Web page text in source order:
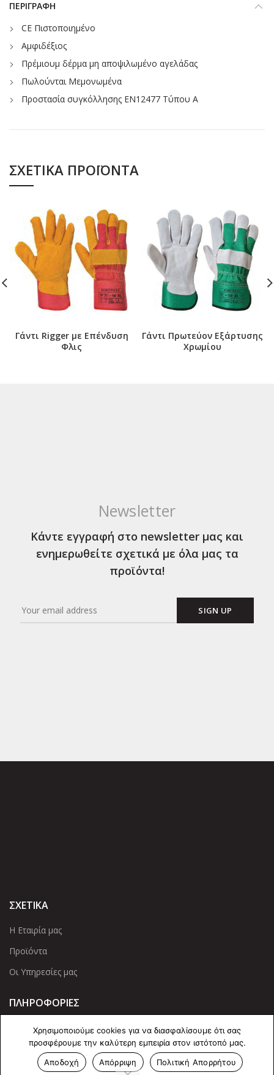
ΠΕΡΙΓΡΑΦΉ
CE Πιστοποιημένο
Αμφιδέξιος
Πρέμιουμ δέρμα μη αποψιλωμένο αγελάδας
Πωλούνται Μεμονωμένα
Προστασία συγκόλλησης EN12477 Τύπου A
ΣΧΕΤΙΚΆ ΠΡΟΪΌΝΤΑ
Γάντι Rigger με Επένδυση
Φλις
Γάντι Πρωτεύον Εξάρτυσης
Χρωμίου
Newsletter
Κάντε εγγραφή στο newsletter μας και
ενημερωθείτε σχετικά με όλα μας τα
προϊόντα!
ΣΧΕΤΙΚΑ
Η Εταιρία μας
Προϊόντα
Οι Υπηρεσίες μας
ΠΛΗΡΟΦΟΡΙΕΣ
Πολιτική Απορρήτου
Cookies
Επικοινωνία
Χρησιμοποιούμε cookies για να διασφαλίσουμε ότι σας
προσφέρουμε την καλύτερη εμπειρία στον ιστότοπό μας.
Αποδοχή
Απόρριψη Πολιτική Απορρήτου